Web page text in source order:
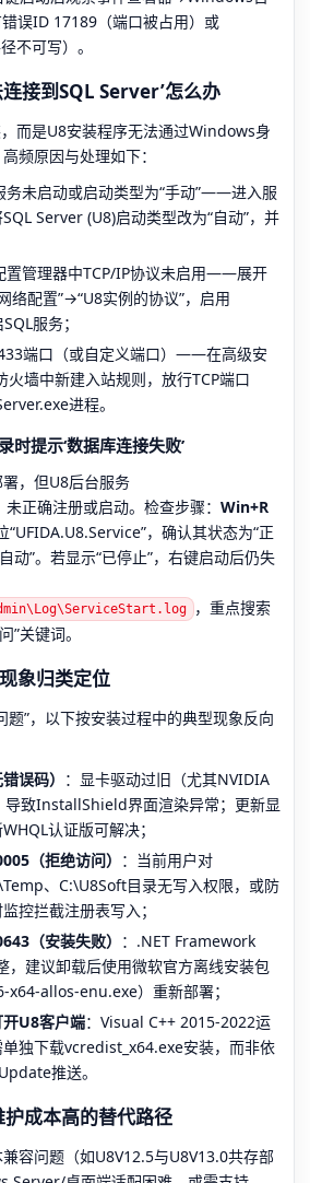
误ID 17189（端口被占用）或
不可写）。
接到SQL Server’怎么办
而是U8安装程序无法通过Windows身
频原因与处理如下：
务未启动或启动类型为“手动”——进入服
Server (U8)启动类型改为“自动”，并
置管理器中TCP/IP协议未启用——展开
络配置”→“U8实例的协议”，启用
服务；
端口（或自定义端口）——在高级安
墙中新建入站规则，放行TCP端口
进程。
时提示‘数据库连接失败’
，但U8后台服务
未正确注册或启动。检查步骤： Win+R
“UFIDA.U8.Service”，确认其状态为“正
动”。若显示“已停止”，右键启动后仍失
，重点搜索
”关键词。
象归类定位
题”，以下按安装过程中的典型现象反向
误码） ：显卡驱动过旧（尤其NVIDIA
导致InstallShield界面渲染异常；更新显
认证版可解决；
（拒绝访问） ：当前用户对
、C:\U8Soft目录无写入权限，或防
控拦截注册表写入；
（安装失败） ：.NET Framework
，建议卸载后使用微软官方离线安装包
x64-allos-enu.exe）重新部署；
U8客户端：Visual C++ 2015-2022运
独下载vcredist_x64.exe安装，而非依
推送。
成本高的替代路径
容问题（如U8V12.5与U8V13.0共存部